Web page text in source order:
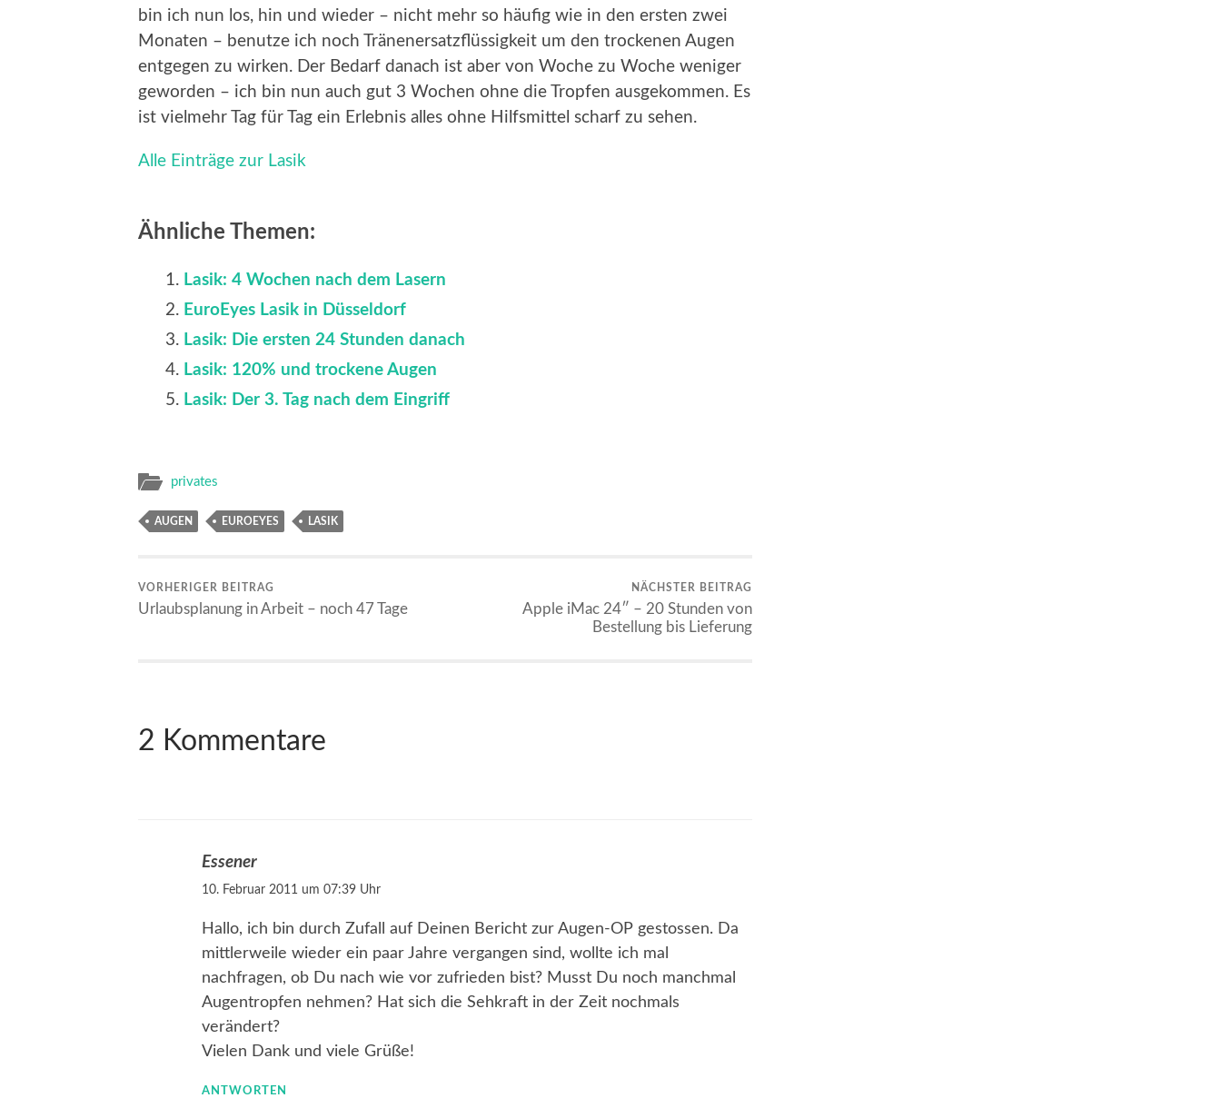
bin ich nun los, hin und wieder – nicht mehr so häufig wie in den ersten zwei
Monaten – benutze ich noch Tränenersatzflüssigkeit um den trockenen Augen
entgegen zu wirken. Der Bedarf danach ist aber von Woche zu Woche weniger
geworden – ich bin nun auch gut 3 Wochen ohne die Tropfen ausgekommen. Es
ist vielmehr Tag für Tag ein Erlebnis alles ohne Hilfsmittel scharf zu sehen.
Alle Einträge zur Lasik
Ähnliche Themen:
Lasik: 4 Wochen nach dem Lasern
EuroEyes Lasik in Düsseldorf
Lasik: Die ersten 24 Stunden danach
Lasik: 120% und trockene Augen
Lasik: Der 3. Tag nach dem Eingriff
privates
AUGEN EUROEYES LASIK
VORHERIGER BEITRAG
Urlaubsplanung in Arbeit – noch 47 Tage
NÄCHSTER BEITRAG
Apple iMac 24″ – 20 Stunden von
Bestellung bis Lieferung
2 Kommentare
Essener
10. Februar 2011 um 07:39 Uhr
Hallo, ich bin durch Zufall auf Deinen Bericht zur Augen-OP gestossen. Da
mittlerweile wieder ein paar Jahre vergangen sind, wollte ich mal
nachfragen, ob Du nach wie vor zufrieden bist? Musst Du noch manchmal
Augentropfen nehmen? Hat sich die Sehkraft in der Zeit nochmals
verändert?
Vielen Dank und viele Grüße!
ANTWORTEN